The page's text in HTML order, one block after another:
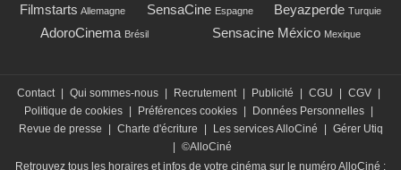
Filmstarts Allemagne SensaCine Espagne Beyazperde Turquie
AdoroCinema Brésil Sensacine México Mexique
Contact | Qui sommes-nous | Recrutement | Publicité | CGU | CGV |
Politique de cookies | Préférences cookies | Données Personnelles |
Revue de presse
| Charte d'écriture | Les services AlloCiné | Gérer Utiq
| ©AlloCiné
Retrouvez tous les horaires et infos de votre cinéma sur le numéro AlloCiné :